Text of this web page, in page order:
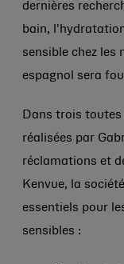
dernières
bain,
sensible chez les
espagnol sera
Dans trois
réalisées par
réclamations et
Kenvue, la
essentiels pour
sensibles :